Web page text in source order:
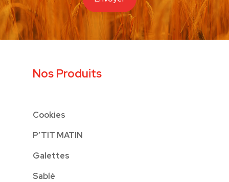
Nos Produits
Cookies
P’TIT MATIN
Galettes
Sablé